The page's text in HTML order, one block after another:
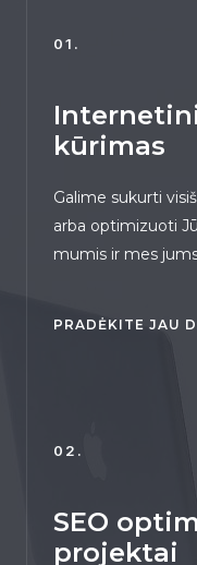
01.
kūrimas
Galime sukurti
arba optimizuoti
mumis ir mes
PRADĖKITE JAU
02.
SEO
projektai